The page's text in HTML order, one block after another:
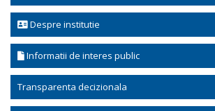
Despre institutie
Informatii de interes public
Transparenta decizionala